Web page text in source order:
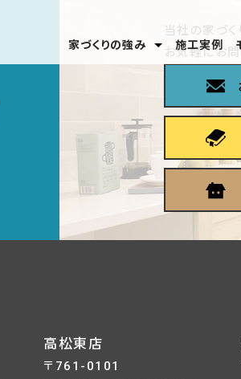
家づくりの強み
安心のテクノロジー
家づくりの流れ
施工実例
当社の家づく
お気軽にお
高松東店
〒761-0101